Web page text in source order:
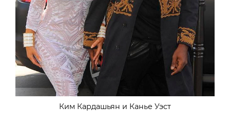
Ким Кардашьян и Канье Уэст